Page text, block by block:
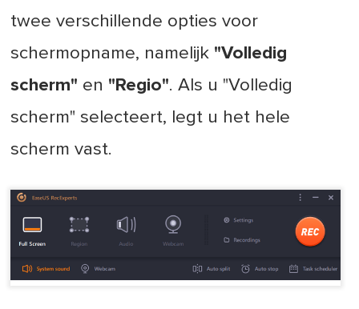
twee verschillende opties voor
schermopname, namelijk "Volledig
scherm" en "Regio". Als u "Volledig
scherm" selecteert, legt u het hele
scherm vast.